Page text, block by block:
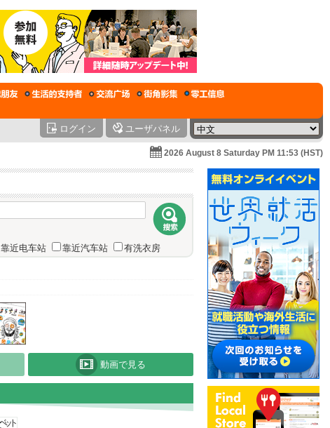
ログイン ユーザパネル
2026 August 8 Saturday PM 11:53 (HST)
靠近电车站 靠近汽车站 有洗衣房
動画で見る